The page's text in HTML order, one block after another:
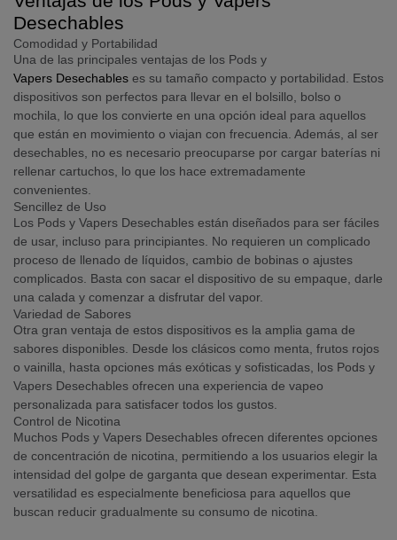
Desechables
Comodidad y Portabilidad
Una de las principales ventajas de los Pods y
Vapers Desechables es su tamaño compacto y portabilidad. Estos
dispositivos son perfectos para llevar en el bolsillo, bolso o
mochila, lo que los convierte en una opción ideal para aquellos
que están en movimiento o viajan con frecuencia. Además, al ser
desechables, no es necesario preocuparse por cargar baterías ni
rellenar cartuchos, lo que los hace extremadamente
convenientes.
Sencillez de Uso
Los Pods y Vapers Desechables están diseñados para ser fáciles
de usar, incluso para principiantes. No requieren un complicado
proceso de llenado de líquidos, cambio de bobinas o ajustes
complicados. Basta con sacar el dispositivo de su empaque, darle
una calada y comenzar a disfrutar del vapor.
Variedad de Sabores
Otra gran ventaja de estos dispositivos es la amplia gama de
sabores disponibles. Desde los clásicos como menta, frutos rojos
o vainilla, hasta opciones más exóticas y sofisticadas, los Pods y
Vapers Desechables ofrecen una experiencia de vapeo
personalizada para satisfacer todos los gustos.
Control de Nicotina
Muchos Pods y Vapers Desechables ofrecen diferentes opciones
de concentración de nicotina, permitiendo a los usuarios elegir la
intensidad del golpe de garganta que desean experimentar. Esta
versatilidad es especialmente beneficiosa para aquellos que
buscan reducir gradualmente su consumo de nicotina.